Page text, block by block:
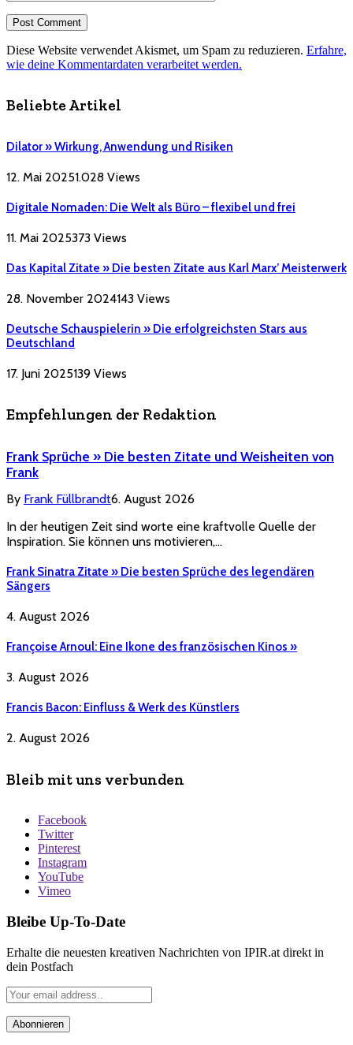
Diese Website verwendet Akismet, um Spam zu reduzieren. Erfahre,
wie deine Kommentardaten verarbeitet werden.
Beliebte Artikel
Dilator » Wirkung, Anwendung und Risiken
12. Mai 20251.028 Views
Digitale Nomaden: Die Welt als Büro – flexibel und frei
11. Mai 2025373 Views
Das Kapital Zitate » Die besten Zitate aus Karl Marx’ Meisterwerk
28. November 2024143 Views
Deutsche Schauspielerin » Die erfolgreichsten Stars aus
Deutschland
17. Juni 2025139 Views
Empfehlungen der Redaktion
Frank Sprüche » Die besten Zitate und Weisheiten von
Frank
By Frank Füllbrandt6. August 2026
In der heutigen Zeit sind worte eine kraftvolle Quelle der
Inspiration. Sie können uns motivieren,…
Frank Sinatra Zitate » Die besten Sprüche des legendären
Sängers
4. August 2026
Françoise Arnoul: Eine Ikone des französischen Kinos »
3. August 2026
Francis Bacon: Einfluss & Werk des Künstlers
2. August 2026
Bleib mit uns verbunden
Facebook
Twitter
Pinterest
Instagram
YouTube
Vimeo
Bleibe Up-To-Date
Erhalte die neuesten kreativen Nachrichten von IPIR.at direkt in
dein Postfach